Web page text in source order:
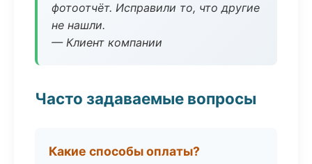
фотоотчёт. Исправили то, что другие
не нашли.
— Клиент компании
Часто задаваемые вопросы
Какие способы оплаты?